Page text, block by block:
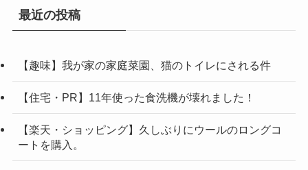
最近の投稿
【趣味】我が家の家庭菜園、猫のトイレにされる件
【住宅・PR】11年使った食洗機が壊れました！
【楽天・ショッピング】久しぶりにウールのロングコ
ートを購入。